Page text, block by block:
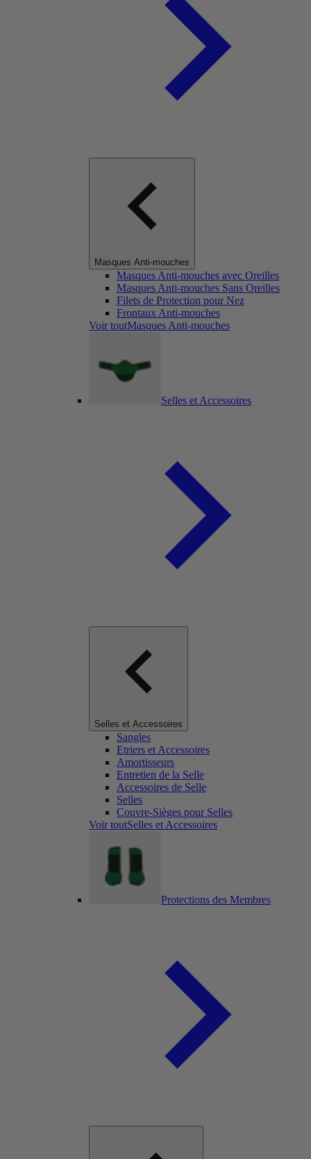
Masques Anti-mouches
Masques Anti-mouches avec Oreilles
Masques Anti-mouches Sans Oreilles
Filets de Protection pour Nez
Frontaux Anti-mouches
Voir toutMasques Anti-mouches
Selles et Accessoires
Selles et Accessoires
Sangles
Etriers et Accessoires
Amortisseurs
Entretien de la Selle
Accessoires de Selle
Selles
Couvre-Sièges pour Selles
Voir toutSelles et Accessoires
Protections des Membres